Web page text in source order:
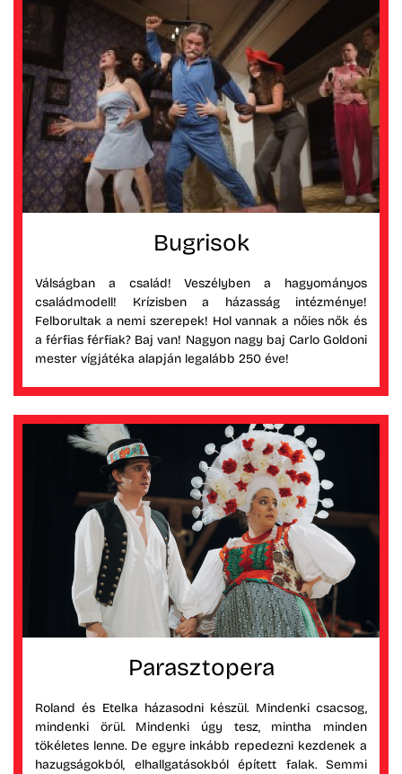
Bugrisok
Válságban a család! Veszélyben a hagyományos
családmodell! Krízisben a házasság intézménye!
Felborultak a nemi szerepek! Hol vannak a nőies nők és
a férfias férfiak? Baj van! Nagyon nagy baj Carlo Goldoni
mester vígjátéka alapján legalább 250 éve!
Parasztopera
Roland és Etelka házasodni készül. Mindenki csacsog,
mindenki örül. Mindenki úgy tesz, mintha minden
tökéletes lenne. De egyre inkább repedezni kezdenek a
hazugságokból, elhallgatásokból épített falak. Semmi